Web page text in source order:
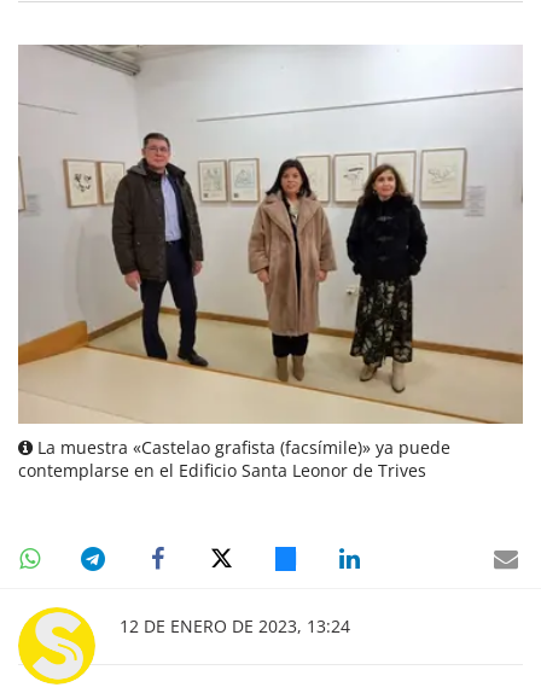
La muestra «Castelao grafista (facsímile)» ya puede
contemplarse en el Edificio Santa Leonor de Trives
12 DE ENERO DE 2023, 13:24